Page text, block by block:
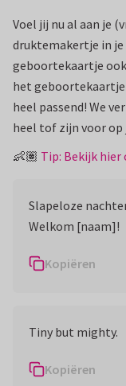
Voel jij nu al aan je
druktemakertje in je
geboortekaartje
het
heel passend! We
heel tof zijn voor
👶🏽 Tip: Bekijk
Slapeloze
Welkom [naam]!
Kopiëren
Tiny but mighty.
Kopiëren